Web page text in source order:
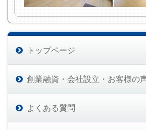
トップページ
創業融資・会社設立・お客様の
よくある質問